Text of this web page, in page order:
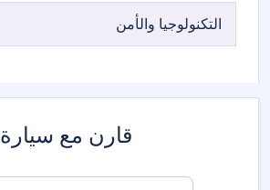
التكنولوجيا والأمن
قارن مع سيارة